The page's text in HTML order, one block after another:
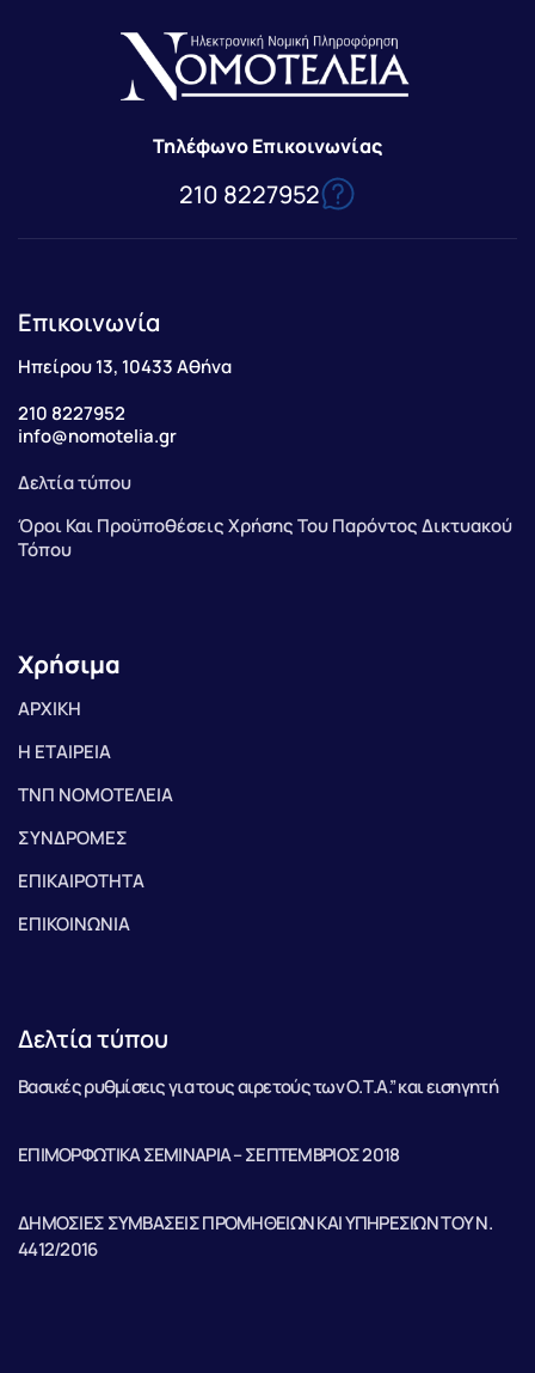
Τηλέφωνο Επικοινωνίας
210 8227952
Επικοινωνία
Ηπείρου 13, 10433 Αθήνα
210 8227952
info@nomotelia.gr
Δελτία τύπου
Όροι Και Προϋποθέσεις Χρήσης Του Παρόντος Δικτυακού
Τόπου
Χρήσιμα
ΑΡΧΙΚΗ
Η ΕΤΑΙΡΕΙΑ
ΤΝΠ ΝΟΜΟΤΕΛΕΙΑ
ΣΥΝΔΡΟΜΕΣ
ΕΠΙΚΑΙΡΟΤΗΤΑ
ΕΠΙΚΟΙΝΩΝΙΑ
Δελτία τύπου
Βασικές ρυθμίσεις για τους αιρετούς των Ο.Τ.Α.” και εισηγητή
ΕΠΙΜΟΡΦΩΤΙΚΑ ΣΕΜΙΝΑΡΙΑ – ΣΕΠΤΕΜΒΡΙΟΣ 2018
ΔΗΜΟΣΙΕΣ ΣΥΜΒΑΣΕΙΣ ΠΡΟΜΗΘΕΙΩΝ ΚΑΙ ΥΠΗΡΕΣΙΩΝ ΤΟΥ Ν.
4412/2016